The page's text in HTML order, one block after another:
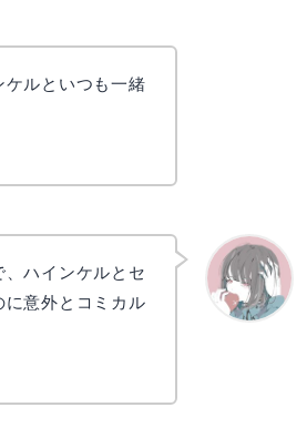
ケルといつも一緒
ハインケルとセ
に意外とコミカル